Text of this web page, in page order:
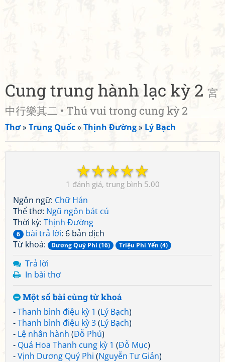
Cung trung hành lạc kỳ 2 宮
中行樂其二 • Thú vui trong cung kỳ 2
Thơ»Trung Quốc»Thịnh Đường» Lý Bạch
☆
☆
☆
☆
☆
1 5.00
Ngôn ngữ: Chữ Hán
Thể thơ: Ngũ ngôn bát cú
Thời kỳ: Thịnh Đường
6 bài trả lời: 6 bản dịch
Từ khoá:
Dương Quý Phi (16) Triệu Phi Yến (4)
Trả lời
In bài thơ
Một số bài cùng từ khoá
-Thanh bình điệu kỳ 1 (Lý Bạch)
-Thanh bình điệu kỳ 3(Lý Bạch)
- Lệ nhân hành (Đỗ Phủ)
- Quá Hoa Thanh cung kỳ 1 (Đỗ Mục)
-Vịnh Dương Quý Phi (Nguyễn Tư Giản)